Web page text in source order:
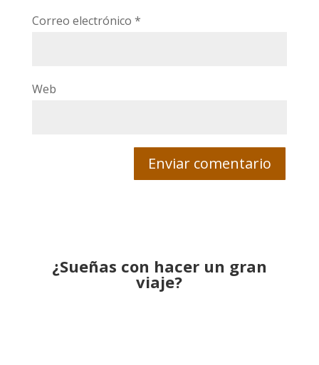
Correo electrónico *
Web
¿Sueñas con hacer un gran
viaje?